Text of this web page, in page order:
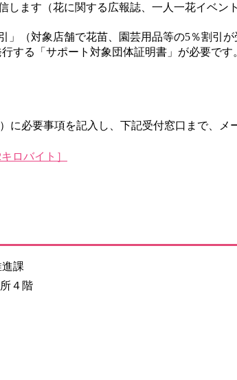
します（花に関する広報誌、一人一花イベン
」（対象店舗で花苗、園芸用品等の5％割引
する「サポート対象団体証明書」が必要です
に必要事項を記入し、下記受付窓口まで、メ
ロバイト］
課
４階